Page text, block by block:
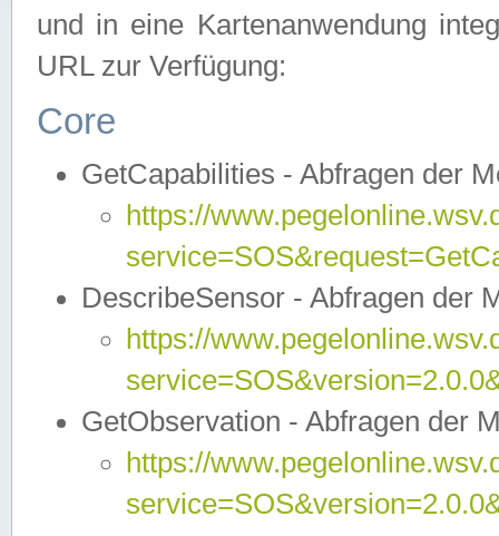
und in eine Kartenanwendung
URL zur Verfügung:
Core
GetCapabilities - Abfragen der
https://
DescribeSensor - Abfragen der
https://
GetObservation - Abfragen der
https://